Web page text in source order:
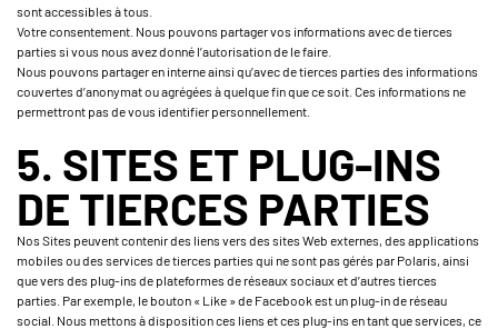
sont accessibles à tous.
Votre consentement. Nous pouvons partager vos informations avec de tierces
parties si vous nous avez donné l’autorisation de le faire.
Nous pouvons partager en interne ainsi qu’avec de tierces parties des informations
couvertes d’anonymat ou agrégées à quelque fin que ce soit. Ces informations ne
permettront pas de vous identifier personnellement.
5. SITES ET PLUG-INS
DE TIERCES PARTIES
Nos Sites peuvent contenir des liens vers des sites Web externes, des applications
mobiles ou des services de tierces parties qui ne sont pas gérés par Polaris, ainsi
que vers des plug-ins de plateformes de réseaux sociaux et d’autres tierces
parties. Par exemple, le bouton « Like » de Facebook est un plug-in de réseau
social. Nous mettons à disposition ces liens et ces plug-ins en tant que services, ce